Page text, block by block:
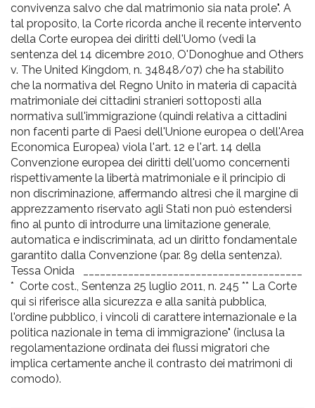
convivenza salvo che dal matrimonio sia nata prole". A
tal proposito, la Corte ricorda anche il recente intervento
della Corte europea dei diritti dell'Uomo (vedi la
sentenza del 14 dicembre 2010, O'Donoghue and Others
v. The United Kingdom, n. 34848/07) che ha stabilito
che la normativa del Regno Unito in materia di capacità
matrimoniale dei cittadini stranieri sottoposti alla
normativa sull'immigrazione (quindi relativa a cittadini
non facenti parte di Paesi dell'Unione europea o dell'Area
Economica Europea) viola l'art. 12 e l'art. 14 della
Convenzione europea dei diritti dell'uomo concernenti
rispettivamente la libertà matrimoniale e il principio di
non discriminazione, affermando altresì che il margine di
apprezzamento riservato agli Stati non può estendersi
fino al punto di introdurre una limitazione generale,
automatica e indiscriminata, ad un diritto fondamentale
garantito dalla Convenzione (par. 89 della sentenza).
Tessa Onida _______________________________________
* Corte cost., Sentenza 25 luglio 2011, n. 245 ** La Corte
qui si riferisce alla sicurezza e alla sanità pubblica,
l'ordine pubblico, i vincoli di carattere internazionale e la
politica nazionale in tema di immigrazione" (inclusa la
regolamentazione ordinata dei flussi migratori che
implica certamente anche il contrasto dei matrimoni di
comodo).